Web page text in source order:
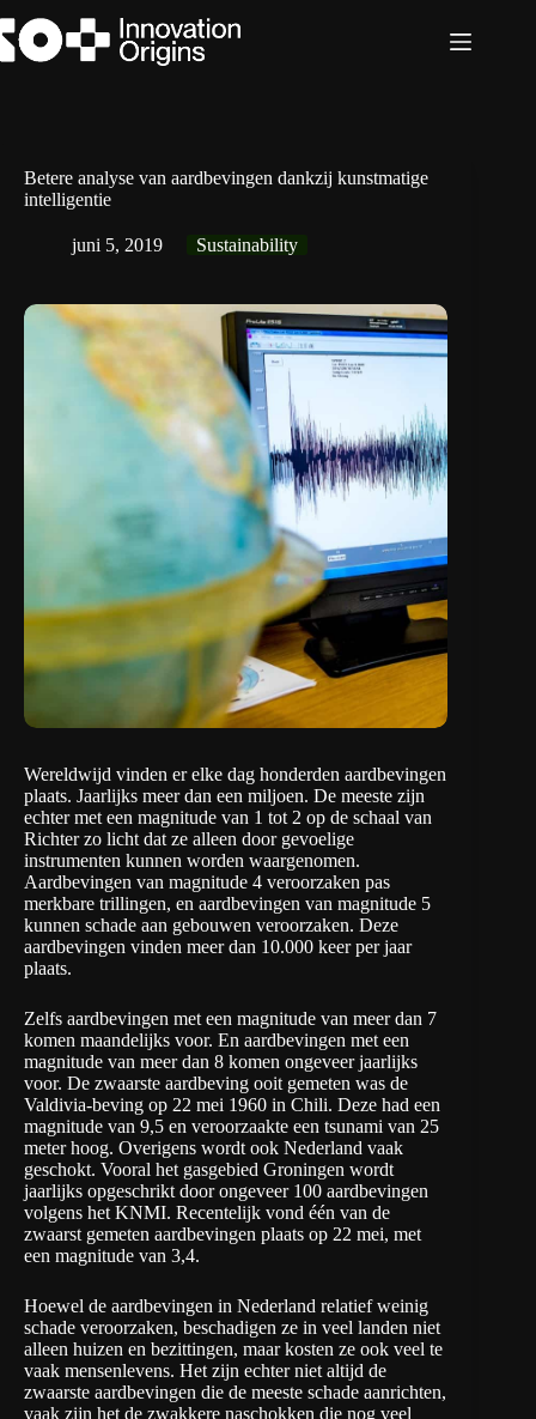
naar
de
Betere analyse van aardbevingen dankzij kunstmatige
intelligentie
juni 5, 2019 Sustainability
Wereldwijd vinden er elke dag honderden aardbevingen
plaats. Jaarlijks meer dan een miljoen. De meeste zijn
echter met een magnitude van 1 tot 2 op de schaal van
Richter zo licht dat ze alleen door gevoelige
instrumenten kunnen worden waargenomen.
Aardbevingen van magnitude 4 veroorzaken pas
merkbare trillingen, en aardbevingen van magnitude 5
kunnen schade aan gebouwen veroorzaken. Deze
aardbevingen vinden meer dan 10.000 keer per jaar
plaats.
Zelfs aardbevingen met een magnitude van meer dan 7
komen maandelijks voor. En aardbevingen met een
magnitude van meer dan 8 komen ongeveer jaarlijks
voor. De zwaarste aardbeving ooit gemeten was de
Valdivia-beving op 22 mei 1960 in Chili. Deze had een
magnitude van 9,5 en veroorzaakte een tsunami van 25
meter hoog. Overigens wordt ook Nederland vaak
geschokt. Vooral het gasgebied Groningen wordt
jaarlijks opgeschrikt door ongeveer 100 aardbevingen
volgens het KNMI. Recentelijk vond één van de
zwaarst gemeten aardbevingen plaats op 22 mei, met
een magnitude van 3,4.
Hoewel de aardbevingen in Nederland relatief weinig
schade veroorzaken, beschadigen ze in veel landen niet
alleen huizen en bezittingen, maar kosten ze ook veel te
vaak mensenlevens. Het zijn echter niet altijd de
zwaarste aardbevingen die de meeste schade aanrichten,
vaak zijn het de zwakkere naschokken die nog veel